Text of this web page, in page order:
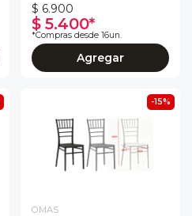
$ 6.900
$ 5.400*
*Compras desde 16un.
Agregar
-15%
OMAS